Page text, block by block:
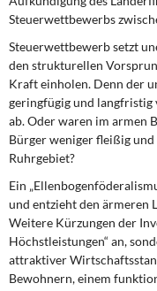
Steuerwettbewerbs
Steuerwettbewerb setzt
den strukturellen
Kraft einholen. Denn der
geringfügig und langfristig
ab. Oder waren im armen
Bürger weniger fleißig
Ruhrgebiet?
Ein
und entzieht den ärmeren
Weitere Kürzungen der
Höchstleistungen“ an,
attraktiver
Bewohnern, einem